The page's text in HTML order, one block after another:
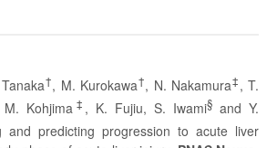
†, M. Kurokawa†, N. Nakamura‡, T.
Kohjima ‡ , K. Fujiu, S. Iwami§ and Y.
and predicting progression to acute liver